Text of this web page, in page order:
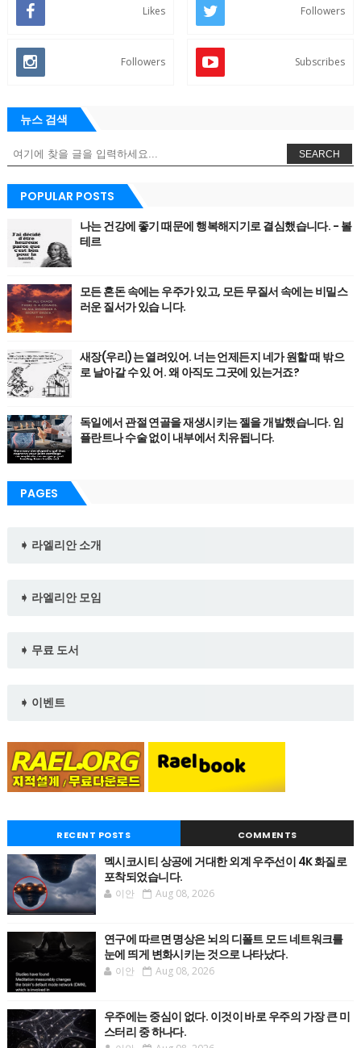
Likes Followers
Followers Subscribes
뉴스 검색
SEARCH
POPULAR POSTS
나는 건강에 좋기 때문에 행복해지기로 결심했습니다. - 볼
테르
모든 혼돈 속에는 우주가 있고, 모든 무질서 속에는 비밀스
러운 질서가 있습 니다.
새장(우리)는 열려있어. 너는 언제든지 네가 원할 때 밖으
로 날아갈 수 있 어. 왜 아직도 그곳에 있는거죠?
독일에서 관절 연골을 재생시키는 젤을 개발했습니다. 임
플란트나 수술 없이 내부에서 치유됩니다.
PAGES
➧ 라엘리안 소개
➧ 라엘리안 모임
➧ 무료 도서
➧ 이벤트
RECENT POSTS COMMENTS
멕시코시티 상공에 거대한 외계 우주선이 4K 화질로
포착되었습니다.
이안 Aug 08, 2026
연구에 따르면 명상은 뇌의 디폴트 모드 네트워크를
눈에 띄게 변화시키는 것으로 나타났다.
이안 Aug 08, 2026
우주에는 중심이 없다. 이것이 바로 우주의 가장 큰 미
스터리 중 하나다.